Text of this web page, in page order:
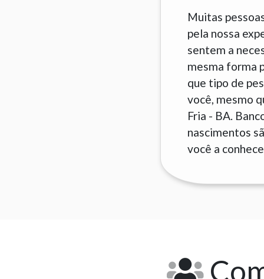
Muitas
pela nossa
sentem a
mesma forma
que tipo de
você, mesmo
Fria - BA.
nascimentos
você a